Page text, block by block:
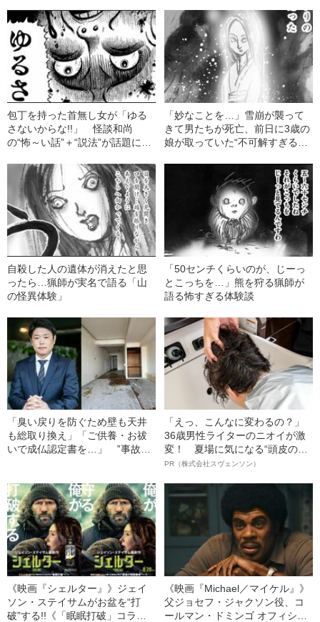
包丁を持った首無し女が「ゆる
さないからな!!」 怪談和尚
の“怖～い話”＋“説法”が話題にな
「妙なことを…」雪崩が襲って
きて男たちが死亡、前日に3歳の
娘が取っていた“不可解すぎる行
自殺した人の遺体が消えたと思
ったら…猟師が実名で語る「山
の怪異体験」
「50センチくらいのが、じーっ
とこっちを…」熊を狩る猟師が
語る怖すぎる体験談
「臭い戻りを防ぐため壁も天井
も総取り換え」「ご供養・お祓
いで成仏認定書を…」 ‟事故物
「えっ、こんなに変わるの？」
36歳男性ライターのニオイが激
変！ 夏場に気になる“頭皮のニ
オイ”や“ベタつき”を解消す
ト”が生み出した徹底ケアとは
PR（株式会社スヴェンソン）
《映画『シェルター』》ジェイ
ソン・ステイサムがお盆を“打
破”する!!《「眠眠打破」コラ
《映画『Michael／マイケル』》
父ジョセフ・ジャクソン役、コ
ールマン・ドミンゴ オフィシャ